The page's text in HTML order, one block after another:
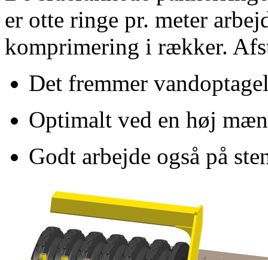
er otte ringe pr. meter
komprimering i rækker.
Det fremmer
Optimalt ved en høj
Godt arbejde også på